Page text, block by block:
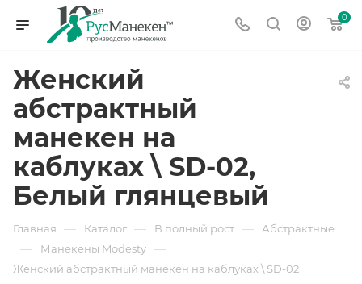
0
Женский
абстрактный
манекен на
каблуках \ SD-02,
Белый глянцевый
Главная — Каталог — В полный рост — Абстрактные
— Манекены Modesty —
Женский абстрактный манекен на каблуках \ SD-02